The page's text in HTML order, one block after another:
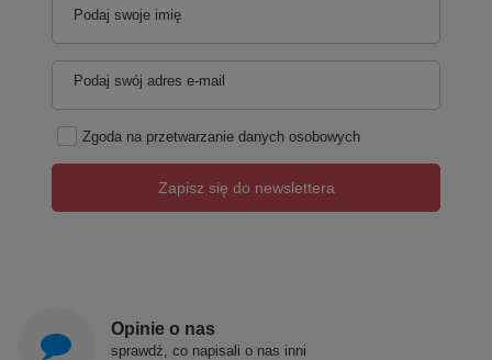
Podaj swoje imię
Podaj swój adres e-mail
Zgoda na przetwarzanie danych osobowych
Zapisz się do newslettera
Opinie o nas
sprawdź, co napisali o nas inni